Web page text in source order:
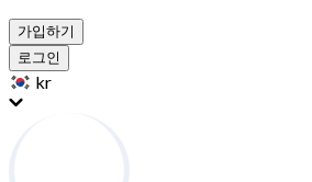
가입하기
로그인
kr